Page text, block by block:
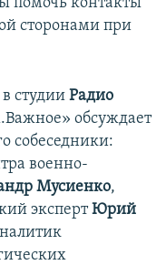
сторонами при
студии Радио
обсуждает
собеседники:
военно-
Мусиенко,
экспертЮрий